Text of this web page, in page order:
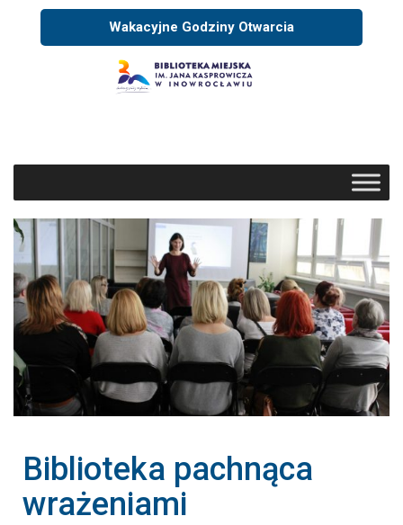
Wakacyjne Godziny Otwarcia
Biblioteka pachnąca
wrażeniami